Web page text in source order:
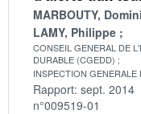
MARBOUTY,
LAMY, Philippe
CONSEIL GENERAL DE
DURABLE (CGEDD)
INSPECTION
Rapport: sept. 2014
n°009519-01